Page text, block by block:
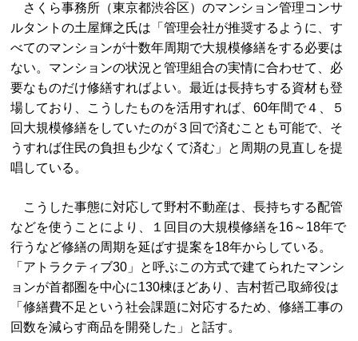
さくら事務所（東京都渋谷区）のマンション管理コンサ
ルタントの土屋輝之氏は「管理会社が推奨するように、す
べてのマンションが十数年周期で大規模修繕をする必要は
ない。マンションの状況と管理組合の実情に合わせて、必
要なものだけ修繕すればよい。最近は長持ちする資材も登
場しており、こうしたものを活用すれば、60年間で４、５
回大規模修繕をしていたのが３回で済むことも可能で、そ
うすれば住民の負担も少なくて済む」と周期の見直しを提
唱している。
こうした事態に対応して野村不動産は、長持ちする配管
などを使うことにより、１回目の大規模修繕を16～18年で
行うなど修繕の周期を延ばす提案を18年からしている。
「アトラクティブ30」と呼ぶこの方式で建てられたマンシ
ョンが首都圏を中心に130棟ほどあり、吉村哲己取締役は
「修繕費不足という社会課題に対応するため、修繕工事の
回数を減らす商品を開発した」と話す。